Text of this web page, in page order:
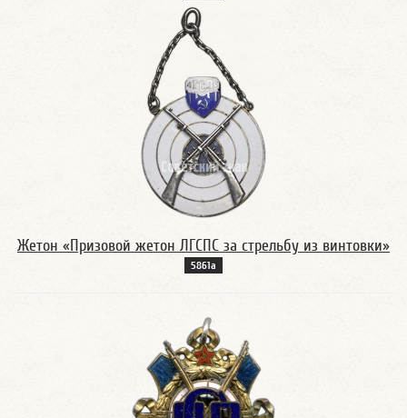
Жетон «Призовой жетон ЛГСПС за стрельбу из винтовки»
5861а